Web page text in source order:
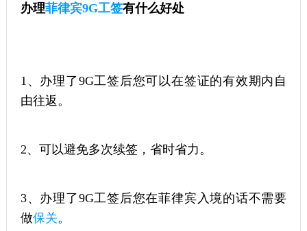
办理菲律宾9G工签有什么好处
1、办理了9G工签后您可以在签证的有效期内自
由往返。
2、可以避免多次续签，省时省力。
3、办理了9G工签后您在菲律宾入境的话不需要
做保关。